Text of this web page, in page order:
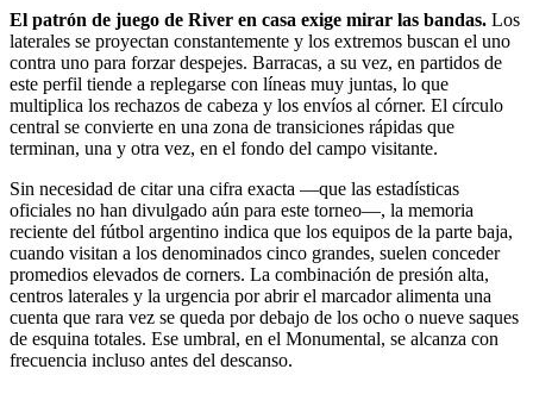
El patrón de juego de River en casa exige mirar las bandas. Los
laterales se proyectan constantemente y los extremos buscan el uno
contra uno para forzar despejes. Barracas, a su vez, en partidos de
este perfil tiende a replegarse con líneas muy juntas, lo que
multiplica los rechazos de cabeza y los envíos al córner. El círculo
central se convierte en una zona de transiciones rápidas que
terminan, una y otra vez, en el fondo del campo visitante.
Sin necesidad de citar una cifra exacta —que las estadísticas
oficiales no han divulgado aún para este torneo—, la memoria
reciente del fútbol argentino indica que los equipos de la parte baja,
cuando visitan a los denominados cinco grandes, suelen conceder
promedios elevados de corners. La combinación de presión alta,
centros laterales y la urgencia por abrir el marcador alimenta una
cuenta que rara vez se queda por debajo de los ocho o nueve saques
de esquina totales. Ese umbral, en el Monumental, se alcanza con
frecuencia incluso antes del descanso.